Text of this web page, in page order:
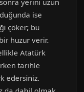
yerini uzun
ise
çöker; bu
huzur verir.
Atatürk
tarihle
edersiniz.